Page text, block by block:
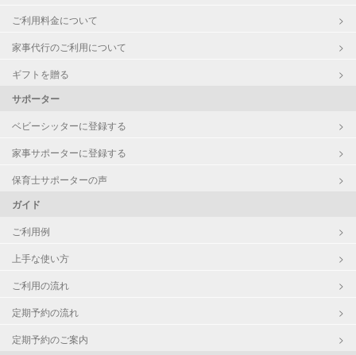
ご利用料金について
家事代行のご利用について
ギフトを贈る
サポーター
ベビーシッターに登録する
家事サポーターに登録する
保育士サポーターの声
ガイド
ご利用例
上手な使い方
ご利用の流れ
定期予約の流れ
定期予約のご案内